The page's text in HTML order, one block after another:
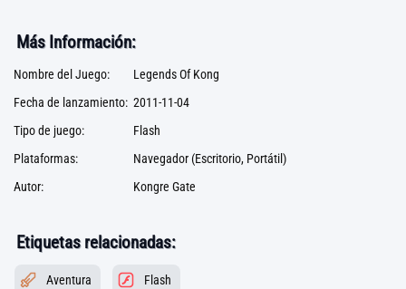
Más Información:
Nombre del Juego:
Legends Of Kong
Fecha de lanzamiento: 2011-11-04
Tipo de juego:
Flash
Plataformas:
Navegador (Escritorio, Portátil)
Autor:
Kongre Gate
Etiquetas relacionadas:
Aventura Flash